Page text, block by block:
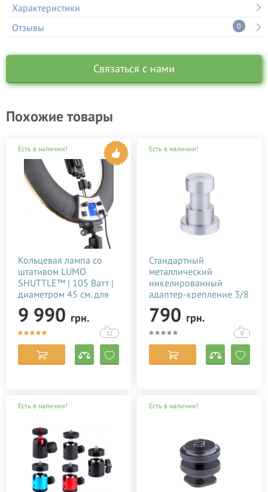
Характеристики
Отзывы
0
Связаться с нами
Похожие товары
Есть в наличии!
Кольцевая лампа со
штативом LUMO
SHUTTLE™ | 105 Ватт |
диаметром 45 см. для
тик тока, селфи, фото,
видео, блогеров,
визажиста купить
недорого в Украине
(Киеве)
9 990 грн.
12
Есть в наличии!
Стандартный
металлический
никелированный
адаптер-крепление 3/8
дюйма для штатива
790 грн.
0
Есть в наличии! Есть в наличии!